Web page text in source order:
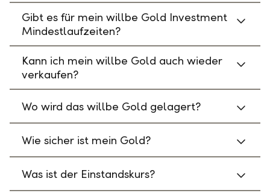
Gibt es für mein willbe Gold Investment
Mindestlaufzeiten?
Kann ich mein willbe Gold auch wieder
verkaufen?
Wo wird das willbe Gold gelagert?
Wie sicher ist mein Gold?
Was ist der Einstandskurs?